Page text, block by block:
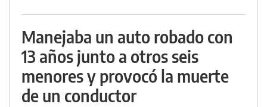
Manejaba un auto robado con
13 años junto a otros seis
menores y provocó la muerte
de un conductor